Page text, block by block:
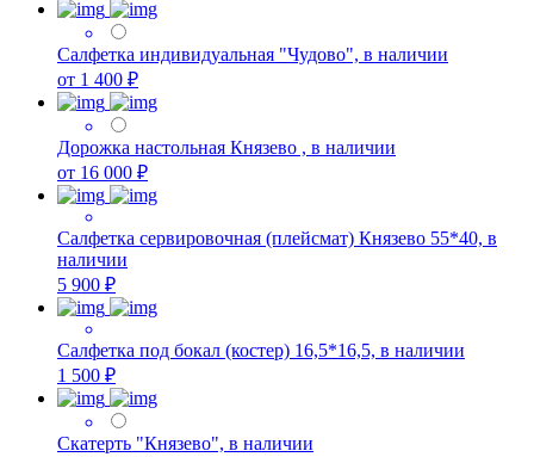
Салфетка индивидуальная "Чудово", в наличии
от 1 400 ₽
Дорожка настольная Князево , в наличии
от 16 000 ₽
Салфетка сервировочная (плейсмат) Князево 55*40, в
наличии
5 900 ₽
Салфетка под бокал (костер) 16,5*16,5, в наличии
1 500 ₽
Скатерть "Князево", в наличии